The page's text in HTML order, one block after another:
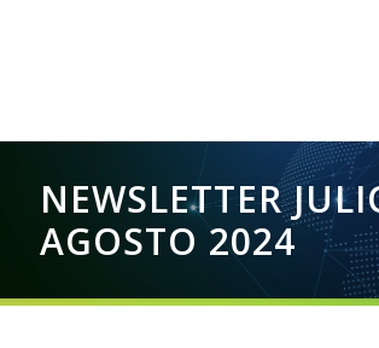
NEWSLETTER
AGOSTO 2024